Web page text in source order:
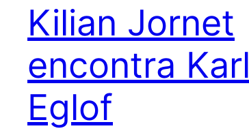
Kilian Jornet
encontra Karl
Eglof